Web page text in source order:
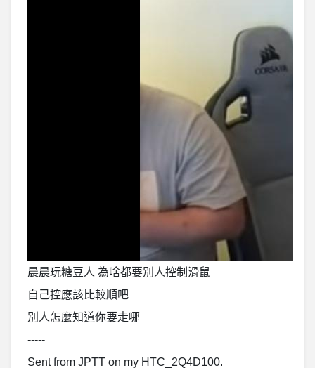
晨晨玩糖豆人 為啥都要別人控制滑鼠
自己控應該比較順吧
別人怎麼知道你要走哪
-----
Sent from JPTT on my HTC_2Q4D100.